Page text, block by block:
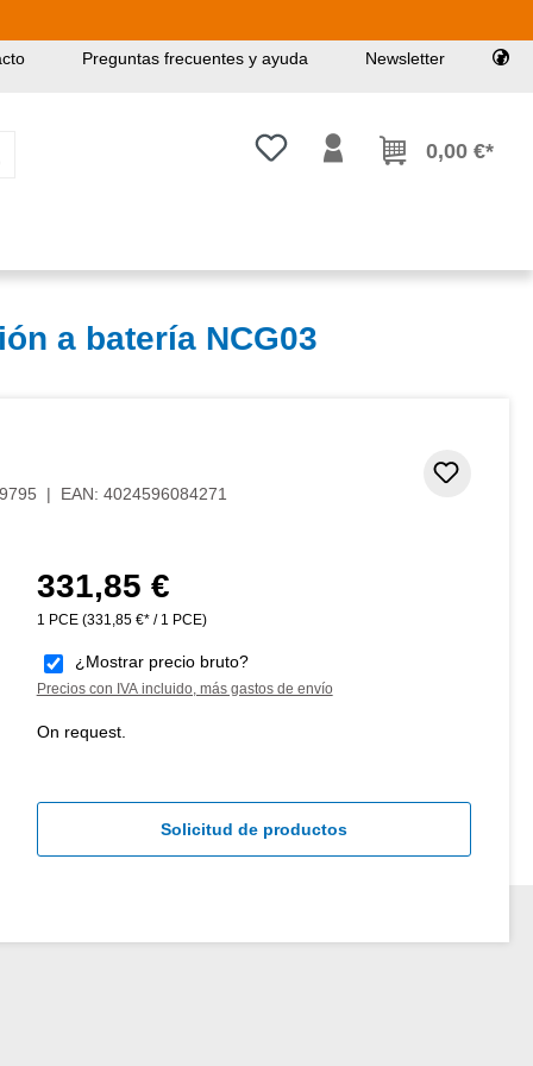
Preguntas frecuentes y ayuda Newsletter
Tienes 0 artículos en tu lista de
0,00 €*
a batería NCG03
| EAN: 4024596084271
Precio normal:
331,85 €
1 PCE (331,85 €* / 1 PCE)
¿Mostrar precio bruto?
Precios con IVA incluido, más gastos de envío
On request.
Solicitud de productos